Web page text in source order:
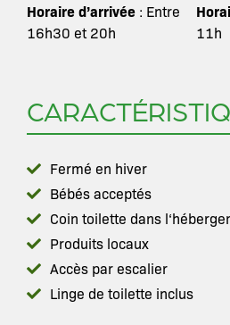
Horaire d’arrivée : Entre
16h30 et 20h
11h
Fermé en hiver
Bébés acceptés
Coin toilette dans
Produits locaux
Accès par escalier
Linge de toilette inclus